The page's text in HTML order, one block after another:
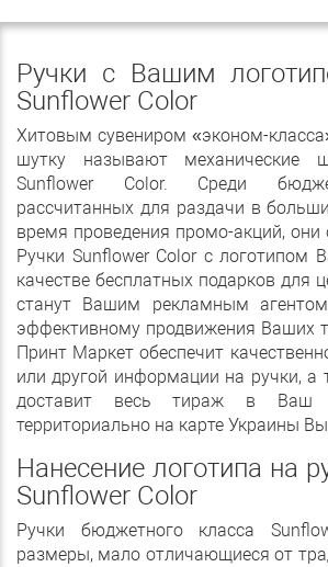
Ручки с Вашим
Sunflower Color
Хитовым сувениром «эконом-
шутку называют механические
Sunflower Color. Среди
рассчитанных для раздачи в
время проведения промо-акций, они
Ручки Sunflower Color с логотипом
качестве бесплатных подарков для
станут Вашим рекламным
эффективному продвижения Ваших
Принт Маркет обеспечит
или другой информации на ручки, а
доставит весь тираж в Ваш
территориально на карте Украины
Нанесение логотипа на
Sunflower Color
Ручки бюджетного класса
размеры, мало отличающиеся от